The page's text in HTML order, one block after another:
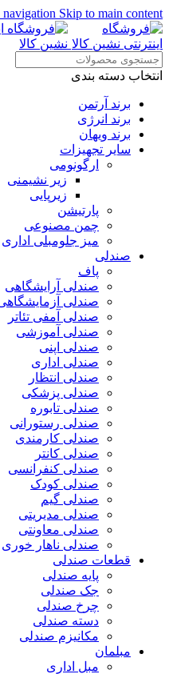
navigation Skip to main content
انتخاب دسته بندی
برند آرتمن
برند انرژی
برند ویهان
سایر تجهیزات
ارگونومی
زیر نشیمنی
زیرپایی
پارتیشن
چمن مصنوعی
میز جلومبلی اداری
صندلی
پاف
صندلی آرایشگاهی
صندلی
صندلی آمفی تئاتر
صندلی آموزشی
صندلی اپنی
صندلی اداری
صندلی انتظار
صندلی پزشکی
صندلی تابوره
صندلی رستورانی
صندلی کارمندی
صندلی کانتر
صندلی کنفرانسی
صندلی کودک
صندلی گیم
صندلی مدیریتی
صندلی معاونتی
صندلی ناهار خوری
قطعات صندلی
پایه صندلی
جک صندلی
چرخ صندلی
دسته صندلی
مکانیزم صندلی
مبلمان
مبل اداری